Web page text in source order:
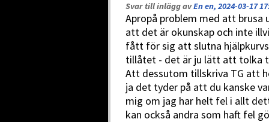
Svar till inlägg avEn en, 2024-03-17
Apropå problem med att brusa
att det är okunskap och inte
fått för sig att slutna
tillåtet - det är ju lätt att tolka
Att dessutom tillskriva TG att
ja det tyder på att du kanske
mig om jag har helt fel i allt
kan också andra som haft fel